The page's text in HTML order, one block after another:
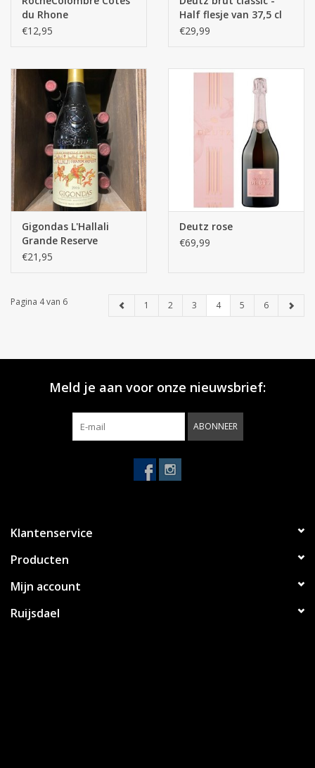
du Rhone
€12,95
Half flesje van 37,5 cl
€29,99
Gigondas L'Hallali
Grande Reserve
€21,95
Deutz rose
€69,99
Pagina 4 van 6 1 2 3 4 5 6
Meld je aan voor onze nieuwsbrief:
ABONNEER
Klantenservice
Producten
Mijn account
Ruijsdael